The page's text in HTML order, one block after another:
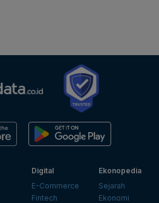
Digital
E-Commerce
Fintech
Ekonopedia
Sejarah
Ekonomi